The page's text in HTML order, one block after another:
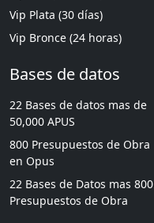
Vip Plata (30 días)
Vip Bronce (24 horas)
Bases de datos
22 Bases de datos mas de
50,000 APUS
800 Presupuestos de Obra
en Opus
22 Bases de Datos mas 800
Presupuestos de Obra